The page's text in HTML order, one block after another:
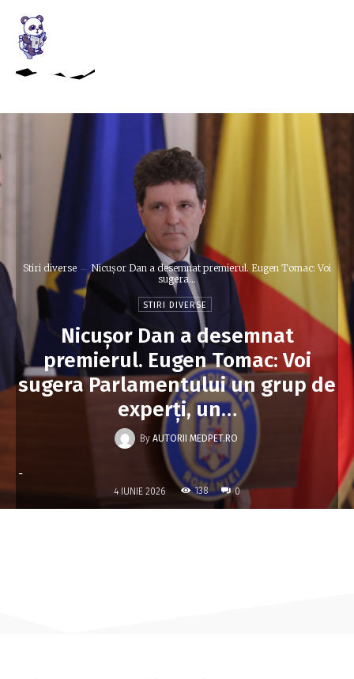
Stiri diverse
Nicușor Dan a desemnat premierul. Eugen Tomac: Voi
sugera...
STIRI DIVERSE
Nicușor Dan a desemnat
premierul. Eugen Tomac: Voi
sugera Parlamentului un grup de
experți, un…
By AUTORII MEDPET.RO
-
4 IUNIE 2026 138 0